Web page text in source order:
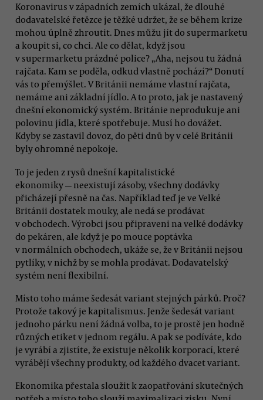
Koronavirus v západních zemích ukázal, že dlouhé
dodavatelské řetězce je těžké udržet, že se během krize
mohou úplně zhroutit. Dnes můžu jít do supermarketu
a koupit si, co chci. Ale co dělat, když jsou
v supermarketu prázdné police? „Aha, nejsou tu žádná
rajčata. Kam se poděla, odkud vlastně pochází?“ Donutí
vás to přemýšlet. V Británii nemáme vlastní rajčata,
nemáme ani základní jídlo. A to proto, jak je nastavený
dnešní ekonomický systém. Británie neprodukuje ani
polovinu jídla, které spotřebuje. Musí ho dovážet.
Kdyby se zastavil dovoz, do pěti dnů by v celé Británii
byly ohromné nepokoje.
To je jeden z rysů dnešní kapitalistické
ekonomiky — neexistují zásoby, všechny dodávky
přicházejí přesně na čas. Například teď je ve Velké
Británii dostatek mouky, ale nedá se prodávat
v obchodech. Výrobci jsou připraveni na velké dodávky
do pekáren, ale když je po mouce poptávka
v normálních obchodech, ukáže se, že v Británii nejsou
pytlíky, v nichž by se mohla prodávat. Dodavatelský
systém není flexibilní.
Místo toho máme šedesát variant stejných párků. Proč?
Protože takový je kapitalismus. Jenže šedesát variant
jednoho párku není žádná volba, to je prostě jen hodně
různých etiket v jednom regálu. A pak se podíváte, kdo
je vyrábí a zjistíte, že existuje několik korporací, které
vyrábějí všechny produkty, od každého dvacet variant.
Ekonomika přestala sloužit k zaopatřování skutečných